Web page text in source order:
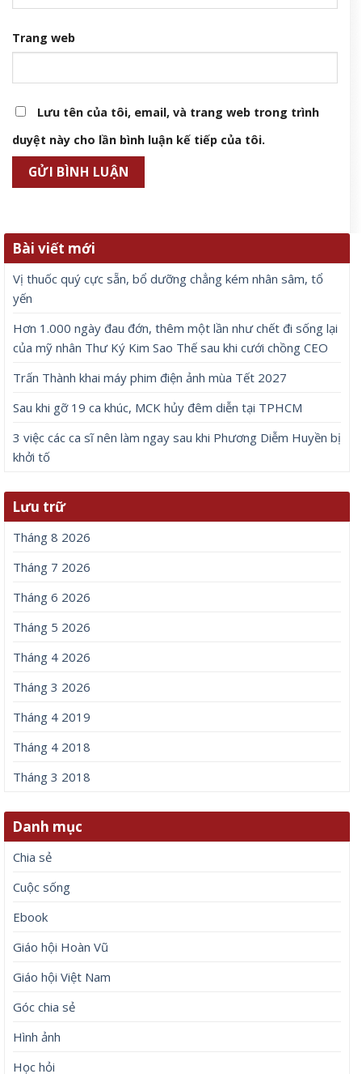
Trang web
Lưu tên của tôi, email, và trang web trong trình
duyệt này cho lần bình luận kế tiếp của tôi.
Bài viết mới
Vị thuốc quý cực sẵn, bổ dưỡng chẳng kém nhân sâm, tổ
yến
Hơn 1.000 ngày đau đớn, thêm một lần như chết đi sống lại
của mỹ nhân Thư Ký Kim Sao Thế sau khi cưới chồng CEO
Trấn Thành khai máy phim điện ảnh mùa Tết 2027
Sau khi gỡ 19 ca khúc, MCK hủy đêm diễn tại TPHCM
3 việc các ca sĩ nên làm ngay sau khi Phương Diễm Huyền bị
khởi tố
Lưu trữ
Tháng 8 2026
Tháng 7 2026
Tháng 6 2026
Tháng 5 2026
Tháng 4 2026
Tháng 3 2026
Tháng 4 2019
Tháng 4 2018
Tháng 3 2018
Danh mục
Chia sẻ
Cuộc sống
Ebook
Giáo hội Hoàn Vũ
Giáo hội Việt Nam
Góc chia sẻ
Hình ảnh
Học hỏi